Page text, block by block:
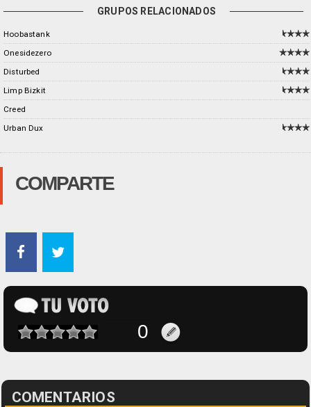
GRUPOS RELACIONADOS
Hoobastank
Onesidezero
Disturbed
Limp Bizkit
Creed
Urban Dux
COMPARTE
COMENTARIOS